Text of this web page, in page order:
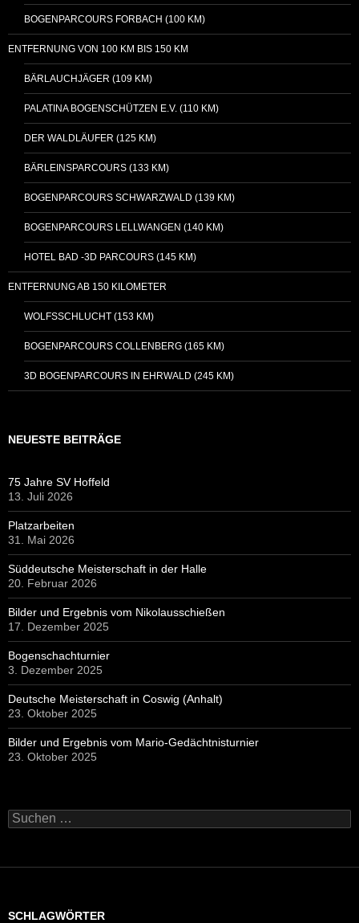
BOGENPARCOURS FORBACH (100 KM)
ENTFERNUNG VON 100 KM BIS 150 KM
BÄRLAUCHJÄGER (109 KM)
PALATINA BOGENSCHÜTZEN E.V. (110 KM)
DER WALDLÄUFER (125 KM)
BÄRLEINSPARCOURS (133 KM)
BOGENPARCOURS SCHWARZWALD (139 KM)
BOGENPARCOURS LELLWANGEN (140 KM)
HOTEL BAD -3D PARCOURS (145 KM)
ENTFERNUNG AB 150 KILOMETER
WOLFSSCHLUCHT (153 KM)
BOGENPARCOURS COLLENBERG (165 KM)
3D BOGENPARCOURS IN EHRWALD (245 KM)
NEUESTE BEITRÄGE
75 Jahre SV Hoffeld
13. Juli 2026
Platzarbeiten
31. Mai 2026
Süddeutsche Meisterschaft in der Halle
20. Februar 2026
Bilder und Ergebnis vom Nikolausschießen
17. Dezember 2025
Bogenschachturnier
3. Dezember 2025
Deutsche Meisterschaft in Coswig (Anhalt)
23. Oktober 2025
Bilder und Ergebnis vom Mario-Gedächtnisturnier
23. Oktober 2025
Suchen
nach:
SCHLAGWÖRTER